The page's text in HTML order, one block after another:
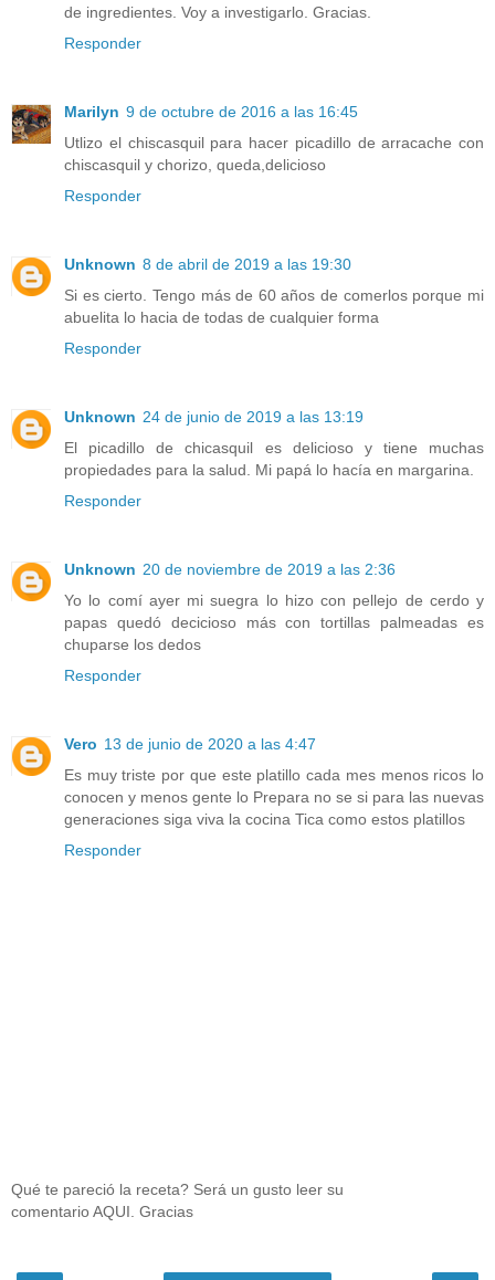
de ingredientes. Voy a investigarlo. Gracias.
Responder
Marilyn 9 de octubre de 2016 a las 16:45
Utlizo el chiscasquil para hacer picadillo de arracache con
chiscasquil y chorizo, queda,delicioso
Responder
Unknown 8 de abril de 2019 a las 19:30
Si es cierto. Tengo más de 60 años de comerlos porque mi
abuelita lo hacia de todas de cualquier forma
Responder
Unknown 24 de junio de 2019 a las 13:19
El picadillo de chicasquil es delicioso y tiene muchas
propiedades para la salud. Mi papá lo hacía en margarina.
Responder
Unknown 20 de noviembre de 2019 a las 2:36
Yo lo comí ayer mi suegra lo hizo con pellejo de cerdo y
papas quedó decicioso más con tortillas palmeadas es
chuparse los dedos
Responder
Vero 13 de junio de 2020 a las 4:47
Es muy triste por que este platillo cada mes menos ricos lo
conocen y menos gente lo Prepara no se si para las nuevas
generaciones siga viva la cocina Tica como estos platillos
Responder
Qué te pareció la receta? Será un gusto leer su
comentario AQUI. Gracias